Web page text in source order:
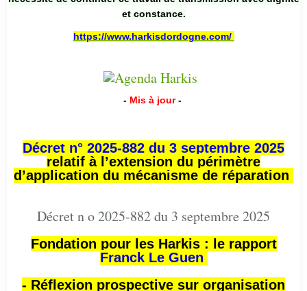
et constance.
https://www.harkisdordogne.com/
- Mis à jour -
Décret n° 2025-882 du 3 septembre 2025
relatif à l’extension du périmètre
d’application du mécanisme de réparation
Décret n o 2025-882 du 3 septembre 2025
Fondation pour les Harkis : le rapport
Franck Le Guen
- Réflexion prospective sur organisation